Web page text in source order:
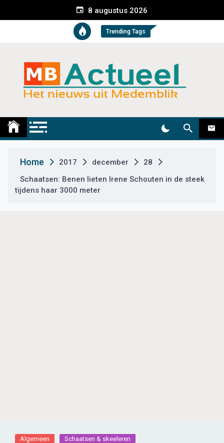
e
t
8 augustus 2026
Trending Tags
Medemblik Actueel
Home 2017 december
28
Schaatsen: Benen lieten Irene Schouten in de steek
tijdens haar 3000 meter
Algemeen Schaatsen & skeeleren